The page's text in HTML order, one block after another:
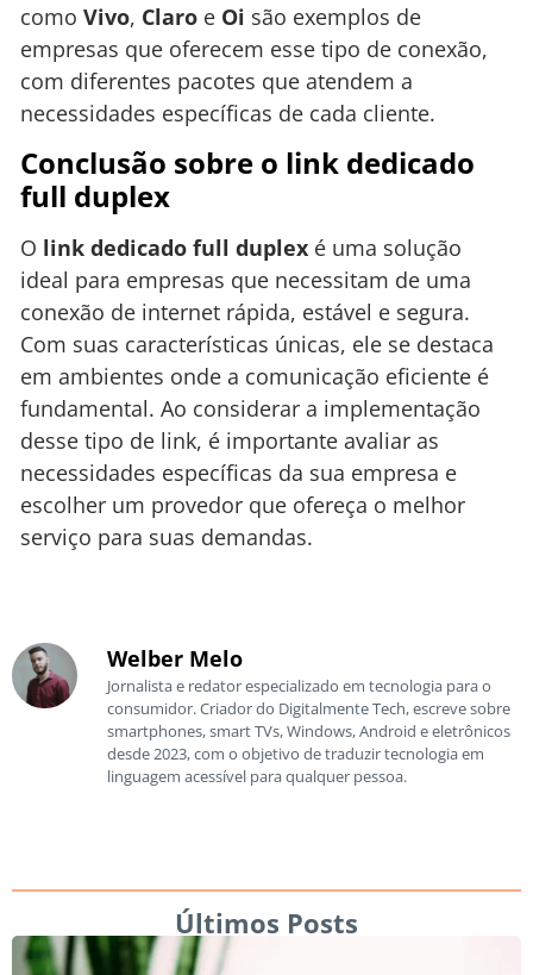
como Vivo, Claro e Oi são exemplos de
empresas que oferecem esse tipo de conexão,
com diferentes pacotes que atendem a
necessidades específicas de cada cliente.
Conclusão sobre o link dedicado
full duplex
O link dedicado full duplex é uma solução
ideal para empresas que necessitam de uma
conexão de internet rápida, estável e segura.
Com suas características únicas, ele se destaca
em ambientes onde a comunicação eficiente é
fundamental. Ao considerar a implementação
desse tipo de link, é importante avaliar as
necessidades específicas da sua empresa e
escolher um provedor que ofereça o melhor
serviço para suas demandas.
Welber Melo
Jornalista e redator especializado em tecnologia para o
consumidor. Criador do Digitalmente Tech, escreve sobre
smartphones, smart TVs, Windows, Android e eletrônicos
desde 2023, com o objetivo de traduzir tecnologia em
linguagem acessível para qualquer pessoa.
Últimos Posts